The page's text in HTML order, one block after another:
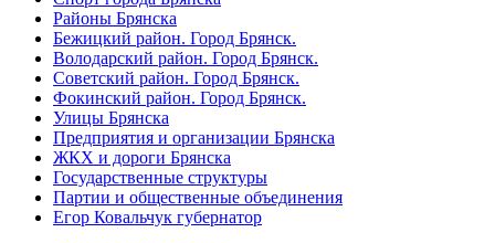
Районы Брянска
Бежицкий район. Город Брянск.
Володарский район. Город Брянск.
Советский район. Город Брянск.
Фокинский район. Город Брянск.
Улицы Брянска
Предприятия и организации Брянска
ЖКХ и дороги Брянска
Государственные структуры
Партии и общественные объединения
Егор Ковальчук губернатор